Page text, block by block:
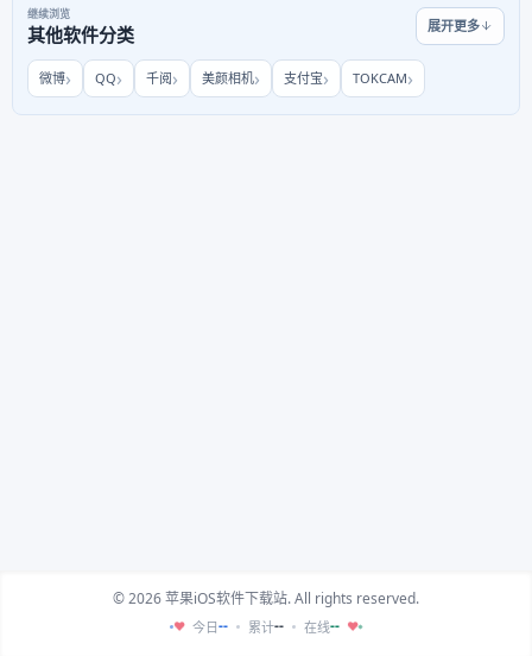
继续浏览
其他软件分类 展开更多
微博 QQ 千阅 美颜相机 支付宝 TOKCAM
© 2026 苹果iOS软件下载站. All rights reserved.
♥ 今日-- 累计-- 在线-- ♥